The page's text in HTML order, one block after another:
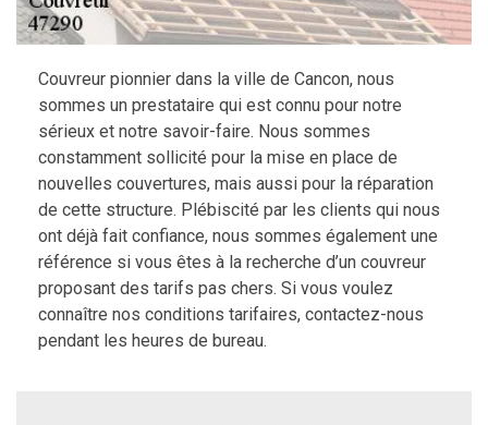
Couvreur pionnier dans la ville de Cancon, nous
sommes un prestataire qui est connu pour notre
sérieux et notre savoir-faire. Nous sommes
constamment sollicité pour la mise en place de
nouvelles couvertures, mais aussi pour la réparation
de cette structure. Plébiscité par les clients qui nous
ont déjà fait confiance, nous sommes également une
référence si vous êtes à la recherche d’un couvreur
proposant des tarifs pas chers. Si vous voulez
connaître nos conditions tarifaires, contactez-nous
pendant les heures de bureau.